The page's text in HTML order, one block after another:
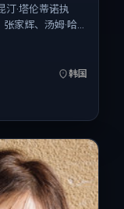
汀·塔伦蒂诺执
家辉、汤姆·哈
分钟。
韩国